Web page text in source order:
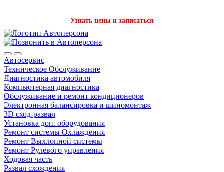
Узнать цены и записаться
Автосервис
Техническое Обслуживание
Диагностика автомобиля
Компьютерная диагностика
Обслуживание и ремонт кондиционеров
Электронная балансировка и шиномонтаж
3D сход-развал
Установка доп. оборудования
Ремонт системы Охлаждения
Ремонт Выхлопной системы
Ремонт Рулевого управления
Ходовая часть
Развал схождения